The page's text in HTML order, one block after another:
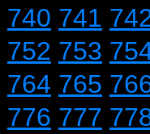
740 741
752 753
764 765
776 777